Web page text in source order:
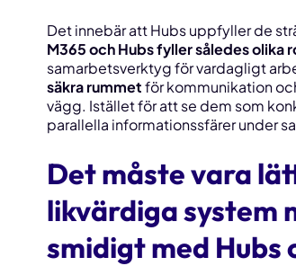
Det innebär att Hubs uppfyller de
M365 och Hubs fyller således olika
samarbetsverktyg för vardagligt
säkra rummetför kommunikation
vägg. Istället för att se dem som
parallella informationssfärer under
Det måste vara
likvärdiga system
smidigt med Hubs